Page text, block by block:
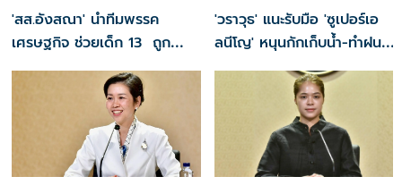
'สส.อังสณา' นำทีมพรรค
เศรษฐกิจ ช่วยเด็ก 13 ถูก
ทำร้ายซ้ำซาก ประสานพม.เข้า
'วราวุธ' แนะรับมือ 'ซูเปอร์เอ
ลนีโญ' หนุนกักเก็บน้ำ-ทำฝน
หลวง ดัน 'ทำนาเปียกสลับแห้ง'